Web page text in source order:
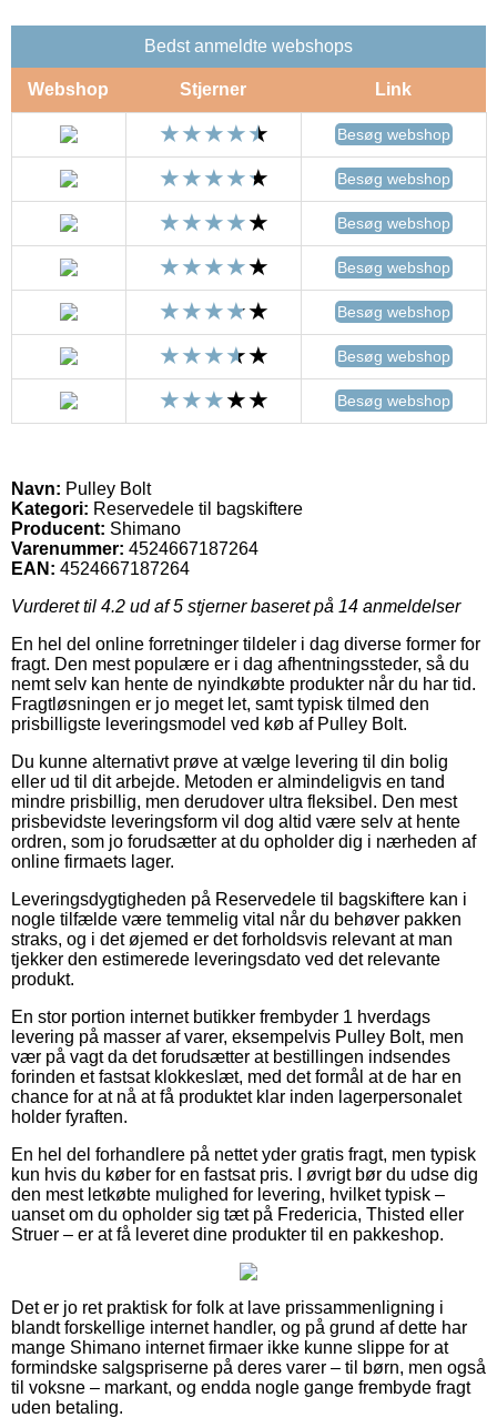
Bedst anmeldte webshops
Webshop Stjerner Link
Besøg webshop
Besøg webshop
Besøg webshop
Besøg webshop
Besøg webshop
Besøg webshop
Besøg webshop
Navn: Pulley Bolt
Kategori: Reservedele til bagskiftere
Producent: Shimano
Varenummer: 4524667187264
EAN: 4524667187264
Vurderet til 4.2 ud af 5 stjerner baseret på 14 anmeldelser
En hel del online forretninger tildeler i dag diverse former for
fragt. Den mest populære er i dag afhentningssteder, så du
nemt selv kan hente de nyindkøbte produkter når du har tid.
Fragtløsningen er jo meget let, samt typisk tilmed den
prisbilligste leveringsmodel ved køb af Pulley Bolt.
Du kunne alternativt prøve at vælge levering til din bolig
eller ud til dit arbejde. Metoden er almindeligvis en tand
mindre prisbillig, men derudover ultra fleksibel. Den mest
prisbevidste leveringsform vil dog altid være selv at hente
ordren, som jo forudsætter at du opholder dig i nærheden af
online firmaets lager.
Leveringsdygtigheden på Reservedele til bagskiftere kan i
nogle tilfælde være temmelig vital når du behøver pakken
straks, og i det øjemed er det forholdsvis relevant at man
tjekker den estimerede leveringsdato ved det relevante
produkt.
En stor portion internet butikker frembyder 1 hverdags
levering på masser af varer, eksempelvis Pulley Bolt, men
vær på vagt da det forudsætter at bestillingen indsendes
forinden et fastsat klokkeslæt, med det formål at de har en
chance for at nå at få produktet klar inden lagerpersonalet
holder fyraften.
En hel del forhandlere på nettet yder gratis fragt, men typisk
kun hvis du køber for en fastsat pris. I øvrigt bør du udse dig
den mest letkøbte mulighed for levering, hvilket typisk –
uanset om du opholder sig tæt på Fredericia, Thisted eller
Struer – er at få leveret dine produkter til en pakkeshop.
Det er jo ret praktisk for folk at lave prissammenligning i
blandt forskellige internet handler, og på grund af dette har
mange Shimano internet firmaer ikke kunne slippe for at
formindske salgspriserne på deres varer – til børn, men også
til voksne – markant, og endda nogle gange frembyde fragt
uden betaling.